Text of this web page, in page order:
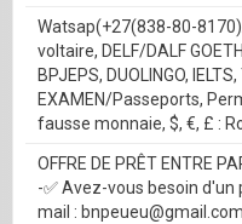
Watsap(+27(838-80-
voltaire, DELF/DALF
BPJEPS, DUOLINGO,
EXAMEN/Passeports,
fausse monnaie, $, €, £ :
OFFRE DE PRÊT ENTRE
-✅ Avez-vous besoin
mail :